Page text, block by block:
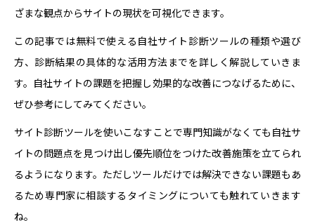
プライバシーポリシー
お問い合わせ
ざまな観点からサイトの現状を可視化できます。
この記事では無料で使える自社サイト診断ツールの種類や選び
方、診断結果の具体的な活用方法までを詳しく解説していきま
す。自社サイトの課題を把握し効果的な改善につなげるために、
ぜひ参考にしてみてください。
サイト診断ツールを使いこなすことで専門知識がなくても自社サ
イトの問題点を見つけ出し優先順位をつけた改善施策を立てられ
るようになります。ただしツールだけでは解決できない課題もあ
るため専門家に相談するタイミングについても触れていきます
ね。